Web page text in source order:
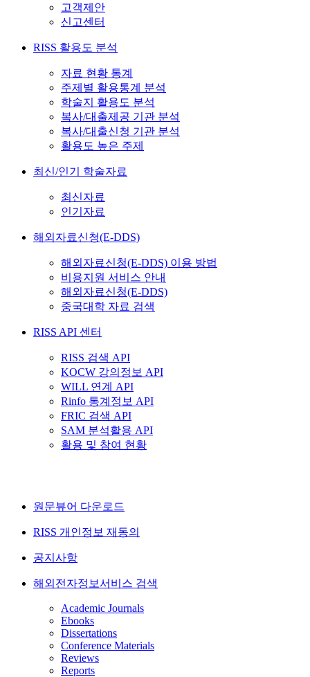
고객제안
신고센터
RISS 활용도 분석
자료 현황 통계
주제별 활용통계 분석
학술지 활용도 분석
복사/대출제공 기관 분석
복사/대출신청 기관 분석
활용도 높은 주제
최신/인기 학술자료
최신자료
인기자료
해외자료신청(E-DDS)
해외자료신청(E-DDS) 이용 방법
비용지원 서비스 안내
해외자료신청(E-DDS)
중국대학 자료 검색
RISS API 센터
RISS 검색 API
KOCW 강의정보 API
WILL 연계 API
Rinfo 통계정보 API
FRIC 검색 API
SAM 분석활용 API
활용 및 참여 현황
원문뷰어 다운로드
RISS 개인정보 재동의
공지사항
해외전자정보서비스 검색
Academic Journals
Ebooks
Dissertations
Conference Materials
Reviews
Reports